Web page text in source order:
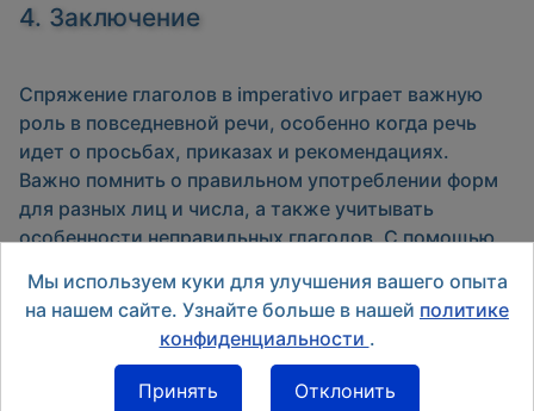
4. Заключение
Спряжение глаголов в imperativo играет важную
роль в повседневной речи, особенно когда речь
идет о просьбах, приказах и рекомендациях.
Важно помнить о правильном употреблении форм
для разных лиц и числа, а также учитывать
особенности неправильных глаголов. С помощью
глаголы в повелительном наклонении и
использовать их в разговорной и письменной речи.
Мы используем куки для улучшения вашего опыта
на нашем сайте. Узнайте больше в нашей политике
конфиденциальности .
Принять Отклонить